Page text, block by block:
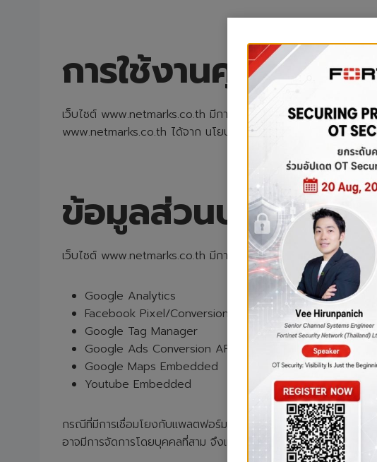
การใช้งานคุกกี้บนเ
เว็บไซต์ www.netmarks.co.th มีการใช้งานคุกกี้ เพื่อวัตถุประสงค์ท
www.netmarks.co.th ได้จาก นโยบายการใช้คุกกี้ (Cookie Policy)
ข้อมูลส่วนบุคคลที่จั
เว็บไซต์ www.netmarks.co.th มีการใช้งาน ซอฟท์แวร์ และ บริการ
Google Analytics
Facebook Pixel/Conversion API
Google Tag Manager
Google Ads Conversion API
Google Maps Embedded
Youtube Embedded
กรณีที่มีการเชื่อมโยงกับแพลตฟอร์มของบุคคลที่สาม เช่น เครือข่าย
อาจมีการจัดการโดยบุคคลที่สาม จึงแนะนำให้ผู้เยี่ยมชมเว็บไซต์ ศึกษ